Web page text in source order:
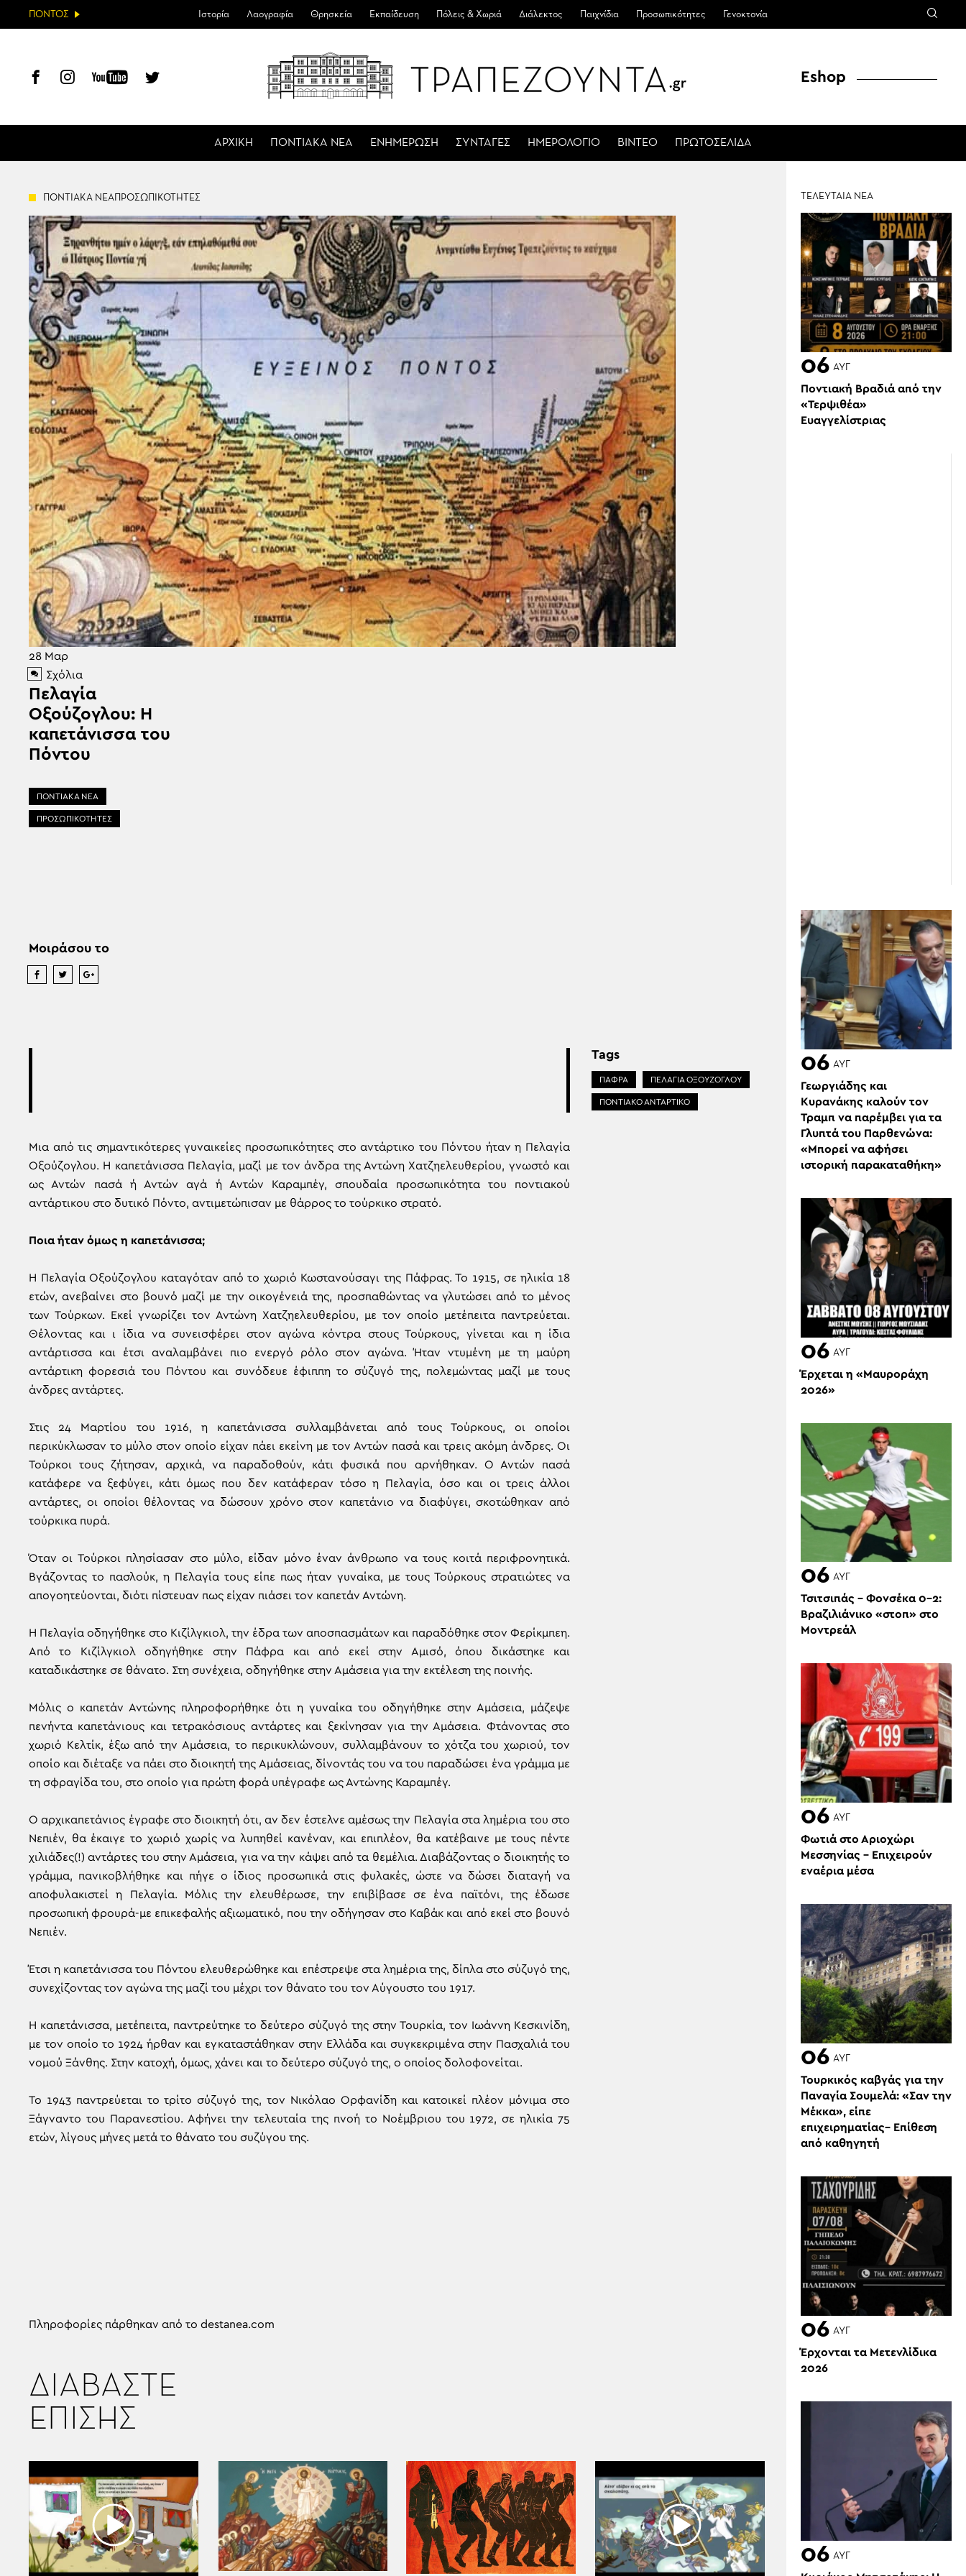
ΠΟΝΤΟΣ Ιστορία Λαογραφία Θρησκεία Εκπαίδευση Πόλεις & Χωριά Διάλεκτος Παιχνίδια Προσωπικότητες Γενοκτονία
ΑΡΧΙΚΗ ΠΟΝΤΙΑΚΑ ΝΕΑ ΕΝΗΜΕΡΩΣΗ ΣΥΝΤΑΓΕΣ ΗΜΕΡΟΛΟΓΙΟ ΒΙΝΤΕΟ ΠΡΩΤΟΣΕΛΙΔΑ
Eshop
ΠΟΝΤΙΑΚΑ ΝΕΑΠΡΟΣΩΠΙΚΟΤΗΤΕΣ
28 Μαρ
Σχόλια
Πελαγία
Οξούζογλου: Η
καπετάνισσα του
Πόντου
ΠΟΝΤΙΑΚΑ ΝΕΑ
ΠΡΟΣΩΠΙΚΟΤΗΤΕΣ
Μοιράσου το
Μια από τις σημαντικότερες γυναικείες προσωπικότητες στο αντάρτικο του Πόντου ήταν η Πελαγία
Οξούζογλου. Η καπετάνισσα Πελαγία, μαζί με τον άνδρα της Αντώνη Χατζηελευθερίου, γνωστό και
ως Αντών πασά ή Αντών αγά ή Αντών Καραμπέγ, σπουδαία προσωπικότητα του ποντιακού
αντάρτικου στο δυτικό Πόντο, αντιμετώπισαν με θάρρος το τούρκικο στρατό.
Ποια ήταν όμως η καπετάνισσα;
Η Πελαγία Οξούζογλου καταγόταν από το χωριό Κωστανούσαγι της Πάφρας. Το 1915, σε ηλικία 18
ετών, ανεβαίνει στο βουνό μαζί με την οικογένειά της, προσπαθώντας να γλυτώσει από το μένος
των Τούρκων. Εκεί γνωρίζει τον Αντώνη Χατζηελευθερίου, με τον οποίο μετέπειτα παντρεύεται.
Θέλοντας και ι ίδια να συνεισφέρει στον αγώνα κόντρα στους Τούρκους, γίνεται και η ίδια
αντάρτισσα και έτσι αναλαμβάνει πιο ενεργό ρόλο στον αγώνα. Ήταν ντυμένη με τη μαύρη
αντάρτικη φορεσιά του Πόντου και συνόδευε έφιππη το σύζυγό της, πολεμώντας μαζί με τους
άνδρες αντάρτες.
Στις 24 Μαρτίου του 1916, η καπετάνισσα συλλαμβάνεται από τους Τούρκους, οι οποίοι
περικύκλωσαν το μύλο στον οποίο είχαν πάει εκείνη με τον Αντών πασά και τρεις ακόμη άνδρες. Οι
Τούρκοι τους ζήτησαν, αρχικά, να παραδοθούν, κάτι φυσικά που αρνήθηκαν. Ο Αντών πασά
κατάφερε να ξεφύγει, κάτι όμως που δεν κατάφεραν τόσο η Πελαγία, όσο και οι τρεις άλλοι
αντάρτες, οι οποίοι θέλοντας να δώσουν χρόνο στον καπετάνιο να διαφύγει, σκοτώθηκαν από
τούρκικα πυρά.
Όταν οι Τούρκοι πλησίασαν στο μύλο, είδαν μόνο έναν άνθρωπο να τους κοιτά περιφρονητικά.
Βγάζοντας το πασλούκ, η Πελαγία τους είπε πως ήταν γυναίκα, με τους Τούρκους στρατιώτες να
απογοητεύονται, διότι πίστευαν πως είχαν πιάσει τον καπετάν Αντώνη.
Η Πελαγία οδηγήθηκε στο Κιζίλγκιολ, την έδρα των αποσπασμάτων και παραδόθηκε στον Φερίκμπεη.
Από το Κιζίλγκιολ οδηγήθηκε στην Πάφρα και από εκεί στην Αμισό, όπου δικάστηκε και
καταδικάστηκε σε θάνατο. Στη συνέχεια, οδηγήθηκε στην Αμάσεια για την εκτέλεση της ποινής.
Μόλις ο καπετάν Αντώνης πληροφορήθηκε ότι η γυναίκα του οδηγήθηκε στην Αμάσεια, μάζεψε
πενήντα καπετάνιους και τετρακόσιους αντάρτες και ξεκίνησαν για την Αμάσεια. Φτάνοντας στο
χωριό Κελτίκ, έξω από την Αμάσεια, το περικυκλώνουν, συλλαμβάνουν το χότζα του χωριού, τον
οποίο και διέταξε να πάει στο διοικητή της Αμάσειας, δίνοντάς του να του παραδώσει ένα γράμμα με
τη σφραγίδα του, στο οποίο για πρώτη φορά υπέγραφε ως Αντώνης Καραμπέγ.
Ο αρχικαπετάνιος έγραφε στο διοικητή ότι, αν δεν έστελνε αμέσως την Πελαγία στα λημέρια του στο
Νεπιέν, θα έκαιγε το χωριό χωρίς να λυπηθεί κανέναν, και επιπλέον, θα κατέβαινε με τους πέντε
χιλιάδες(!) αντάρτες του στην Αμάσεια, για να την κάψει από τα θεμέλια. Διαβάζοντας ο διοικητής το
γράμμα, πανικοβλήθηκε και πήγε ο ίδιος προσωπικά στις φυλακές, ώστε να δώσει διαταγή να
αποφυλακιστεί η Πελαγία. Μόλις την ελευθέρωσε, την επιβίβασε σε ένα παϊτόνι, της έδωσε
προσωπική φρουρά-με επικεφαλής αξιωματικό, που την οδήγησαν στο Καβάκ και από εκεί στο βουνό
Νεπιέν.
Έτσι η καπετάνισσα του Πόντου ελευθερώθηκε και επέστρεψε στα λημέρια της, δίπλα στο σύζυγό της,
συνεχίζοντας τον αγώνα της μαζί του μέχρι τον θάνατο του τον Αύγουστο του 1917.
Η καπετάνισσα, μετέπειτα, παντρεύτηκε το δεύτερο σύζυγό της στην Τουρκία, τον Ιωάννη Κεσκινίδη,
με τον οποίο το 1924 ήρθαν και εγκαταστάθηκαν στην Ελλάδα και συγκεκριμένα στην Πασχαλιά του
νομού Ξάνθης. Στην κατοχή, όμως, χάνει και το δεύτερο σύζυγό της, ο οποίος δολοφονείται.
Το 1943 παντρεύεται το τρίτο σύζυγό της, τον Νικόλαο Ορφανίδη και κατοικεί πλέον μόνιμα στο
Ξάγναντο του Παρανεστίου. Αφήνει την τελευταία της πνοή το Νοέμβριου του 1972, σε ηλικία 75
ετών, λίγους μήνες μετά το θάνατο του συζύγου της.
Πληροφορίες πάρθηκαν από το destanea.com
Tags
ΠΑΦΡΑ ΠΕΛΑΓΙΑ ΟΞΟΥΖΟΓΛΟΥ
ΠΟΝΤΙΑΚΟ ΑΝΤΑΡΤΙΚΟ
ΔΙΑΒΑΣΤΕ
ΕΠΙΣΗΣ
ΤΕΛΕΥΤΑΙΑ ΝΕΑ
06 ΑΥΓ
Ποντιακή Βραδιά από την
«Τερψιθέα»
Ευαγγελίστριας
06 ΑΥΓ
Γεωργιάδης και
Κυρανάκης καλούν τον
Τραμπ να παρέμβει για τα
Γλυπτά του Παρθενώνα:
«Μπορεί να αφήσει
ιστορική παρακαταθήκη»
06 ΑΥΓ
Έρχεται η «Μαυροράχη
2026»
06 ΑΥΓ
Τσιτσιπάς – Φονσέκα 0-2:
Βραζιλιάνικο «στοπ» στο
Μοντρεάλ
06 ΑΥΓ
Φωτιά στο Αριοχώρι
Μεσσηνίας – Επιχειρούν
εναέρια μέσα
06 ΑΥΓ
Τουρκικός καβγάς για την
Παναγία Σουμελά: «Σαν την
Μέκκα», είπε
επιχειρηματίας– Επίθεση
από καθηγητή
06 ΑΥΓ
Έρχονται τα Μετενλίδικα
2026
06 ΑΥΓ